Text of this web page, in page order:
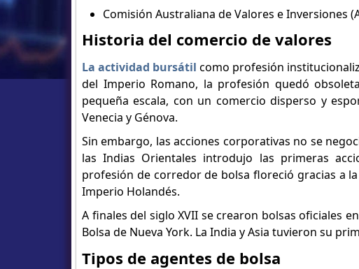
Comisión Australiana de Valores e Inversiones
Historia del comercio de valores
La actividad bursátil como profesión
del Imperio Romano, la profesión quedó
pequeña escala, con un comercio disperso y
Venecia y Génova.
Sin embargo, las acciones corporativas no se
las Indias Orientales introdujo las primeras
profesión de corredor de bolsa floreció gracias a
Imperio Holandés.
A finales del siglo XVII se crearon bolsas oficiales
Bolsa de Nueva York. La India y Asia tuvieron su
Tipos de agentes de bolsa